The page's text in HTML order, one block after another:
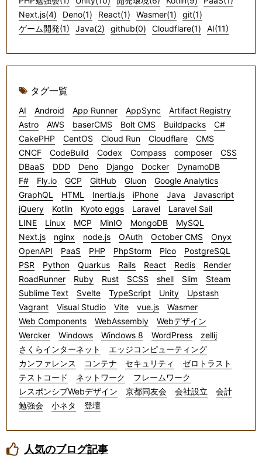
Next.js(4)
Deno(1) React(1) Wasmer(1)
git(1)
ゲーム開発(1)
Java(2) github(0) Cloudflare(1) AI(11)
タグ一覧
AI Android App Runner AppSync
Artifact Registry
Astro
AWS baserCMS Bolt CMS Buildpacks
C#
CakePHP
CentOS Cloud Run Cloudflare
CMS
CNCF
CodeBuild Codex Compass composer
CSS
DBaaS
DDD Deno Django Docker
DynamoDB
F#
Fly.io GCP GitHub Gluon
Google Analytics
GraphQL
HTML Inertia.js iPhone Java
Javascript
jQuery
Kotlin Kyoto eggs Laravel
Laravel Sail
LINE
Linux MCP MinIO MongoDB
MySQL
Next.js
nginx node.js OAuth October CMS
Onyx
OpenAPI
PaaS PHP PhpStorm Pico
PostgreSQL
PSR
Python Quarkus Rails React Redis
Render
RoadRunner
Ruby Rust SCSS shell Slim
Steam
Sublime Text
Svelte TypeScript Unity
Upstash
Vagrant
Visual Studio Vite vue.js
Wasmer
Web Components
WebAssembly
Webデザイン
Wercker
Windows Windows 8 WordPress
zellij
さくらインターネット
エッジコンピューティング
カンファレンス
コンテナ セキュリティ
ゼロトラスト
テストコード
ネットワーク
フレームワーク
レスポンシブWebデザイン
京都同友会 会社設立
会計
勉強会
小ネタ 登壇
人気のブログ記事